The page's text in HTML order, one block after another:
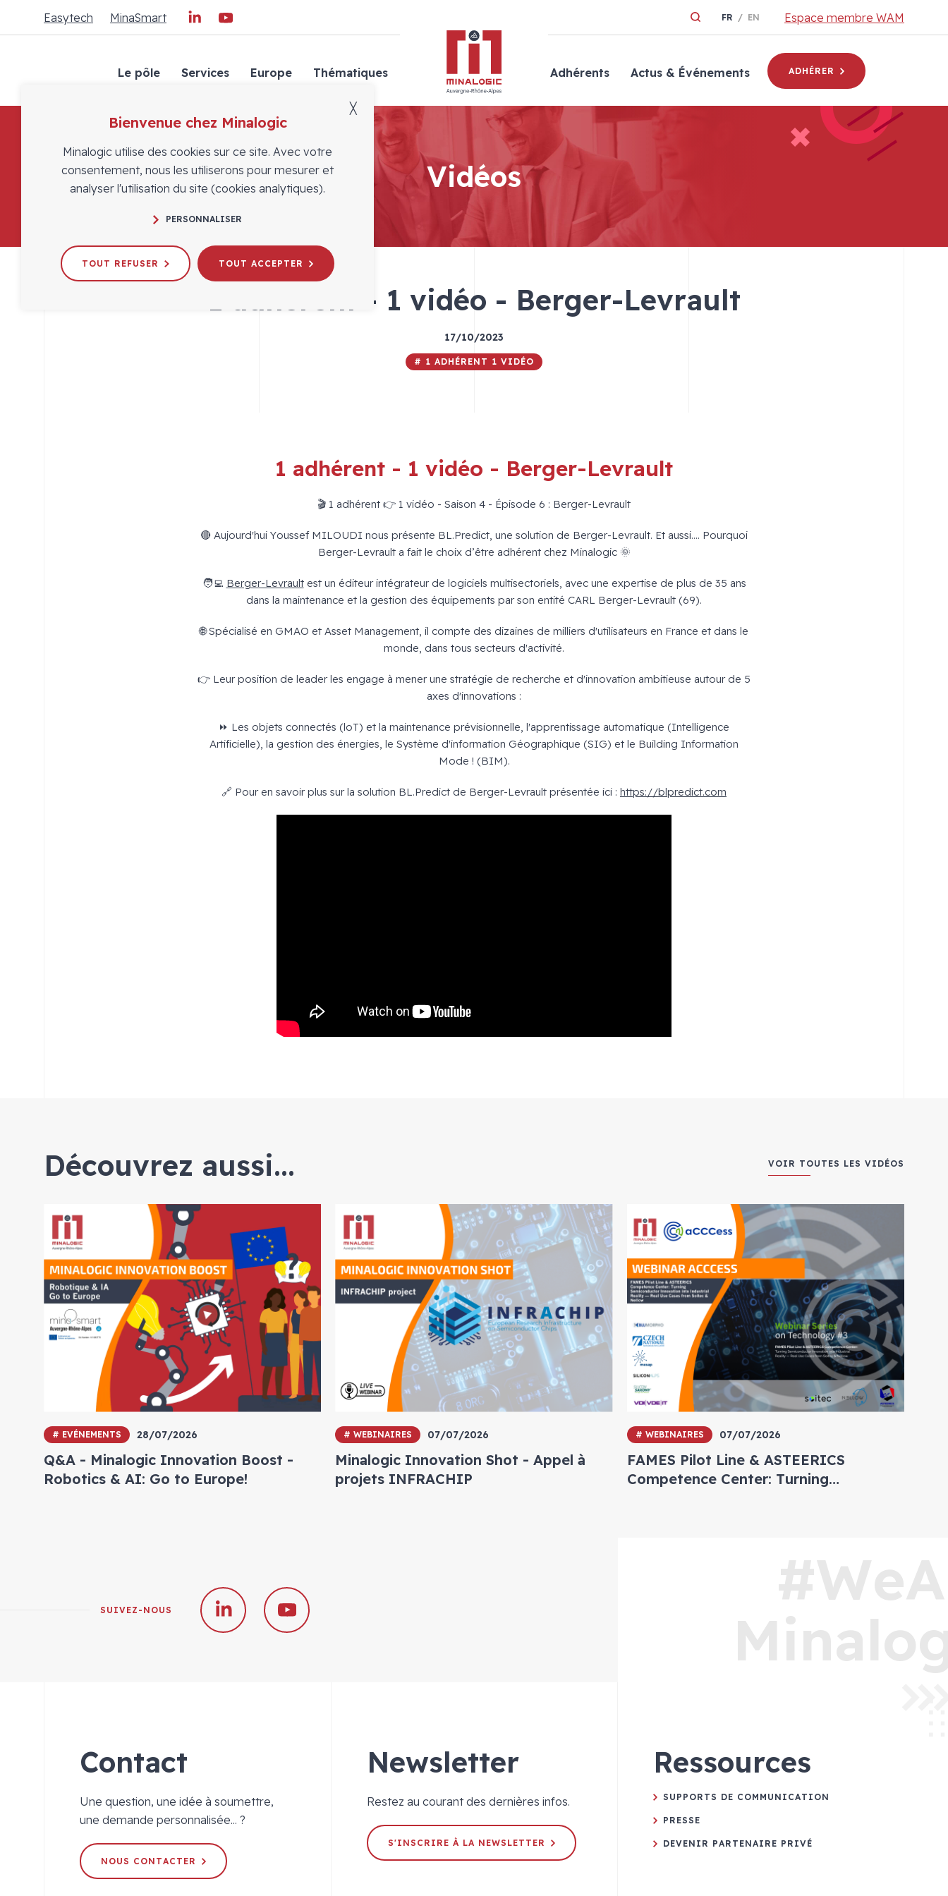
FR EN Espace membre WAM
Easytech MinaSmart
Le pôle Services Europe Thématiques Adhérents Actus & Événements ADHÉRER
Minalogic
Vidéos
1 adhérent - 1 vidéo - Berger-Levrault
17/10/2023
# 1 ADHÉRENT 1 VIDÉO
1 adhérent - 1 vidéo - Berger-Levrault
🎬 1 adhérent 👉 1 vidéo - Saison 4 - Épisode 6 : Berger-Levrault
🔴 Aujourd'hui Youssef MILOUDI nous présente BL.Predict, une solution de Berger-Levrault. Et aussi.... Pourquoi
Berger-Levrault a fait le choix d’être adhérent chez Minalogic 🌞
🧑‍💻 Berger-Levraultest un éditeur intégrateur de logiciels multisectoriels, avec une expertise de plus de 35 ans
dans la maintenance et la gestion des équipements par son entité CARL Berger-Levrault (69).
🌐 Spécialisé en GMAO et Asset Management, il compte des dizaines de milliers d'utilisateurs en France et dans le
monde, dans tous secteurs d'activité.
👉 Leur position de leader les engage à mener une stratégie de recherche et d'innovation ambitieuse autour de 5
axes d'innovations :
⏩ Les objets connectés (loT) et la maintenance prévisionnelle, l'apprentissage automatique (Intelligence
Artificielle), la gestion des énergies, le Système d'information Géographique (SIG) et le Building Information
Mode ! (BIM).
🔗 Pour en savoir plus sur la solution BL.Predict de Berger-Levrault présentée ici : https://blpredict.com
Découvrez aussi... VOIR TOUTES LES VIDÉOS
# EVÉNEMENTS 28/07/2026
Q&A - Minalogic Innovation Boost -
Robotics & AI: Go to Europe!
# WEBINAIRES 07/07/2026
Minalogic Innovation Shot - Appel à
projets INFRACHIP
# WEBINAIRES 07/07/2026
FAMES Pilot Line & ASTEERICS
Competence Center: Turning
SUIVEZ-NOUS
Contact
Une question, une idée à soumettre,
une demande personnalisée... ?
NOUS CONTACTER
Newsletter
Restez au courant des dernières infos.
S'INSCRIRE À LA NEWSLETTER
Ressources
SUPPORTS DE COMMUNICATION
PRESSE
DEVENIR PARTENAIRE PRIVÉ
Bienvenue chez Minalogic
Minalogic utilise des cookies sur ce site. Avec votre
consentement, nous les utiliserons pour mesurer et
analyser l'utilisation du site (cookies analytiques).
PERSONNALISER
TOUT REFUSER TOUT ACCEPTER
╳